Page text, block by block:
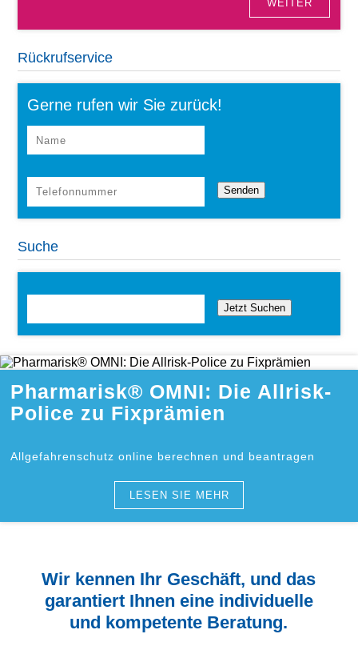
WEITER
Rückrufservice
Gerne rufen wir Sie zurück!
Suche
Jetzt Suchen
Pharmarisk® OMNI: Die Allrisk-
Police zu Fixprämien
Allgefahrenschutz online berechnen und beantragen
LESEN SIE MEHR
Wir kennen Ihr Geschäft, und das
garantiert Ihnen eine individuelle
und kompetente Beratung.